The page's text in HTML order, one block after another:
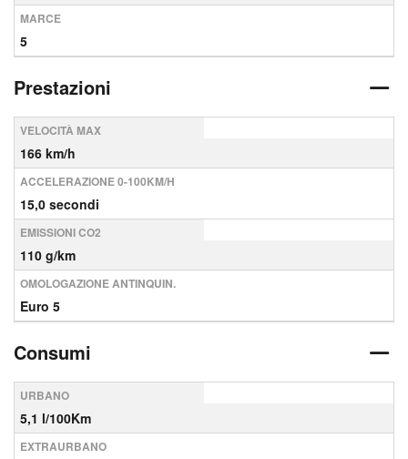
MARCE
5
Prestazioni
VELOCITÀ MAX
166 km/h
ACCELERAZIONE 0-100KM/H
15,0 secondi
EMISSIONI CO2
110 g/km
OMOLOGAZIONE ANTINQUIN.
Euro 5
Consumi
URBANO
5,1 l/100Km
EXTRAURBANO